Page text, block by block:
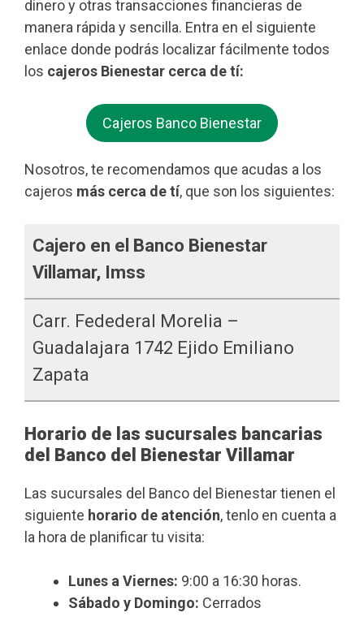
dinero y otras transacciones financieras de
manera rápida y sencilla. Entra en el siguiente
enlace donde podrás localizar fácilmente todos
los cajeros Bienestar cerca de tí:
Cajeros Banco Bienestar
Nosotros, te recomendamos que acudas a los
cajeros más cerca de tí, que son los siguientes:
Cajero en el Banco Bienestar
Villamar, Imss
Carr. Fedederal Morelia –
Guadalajara 1742 Ejido Emiliano
Zapata
Horario de las sucursales bancarias
del Banco del Bienestar Villamar
Las sucursales del Banco del Bienestar tienen el
siguiente horario de atención, tenlo en cuenta a
la hora de planificar tu visita:
Lunes a Viernes: 9:00 a 16:30 horas.
Sábado y Domingo: Cerrados